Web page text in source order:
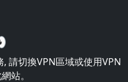
請切換VPN區域或使用VPN
站。